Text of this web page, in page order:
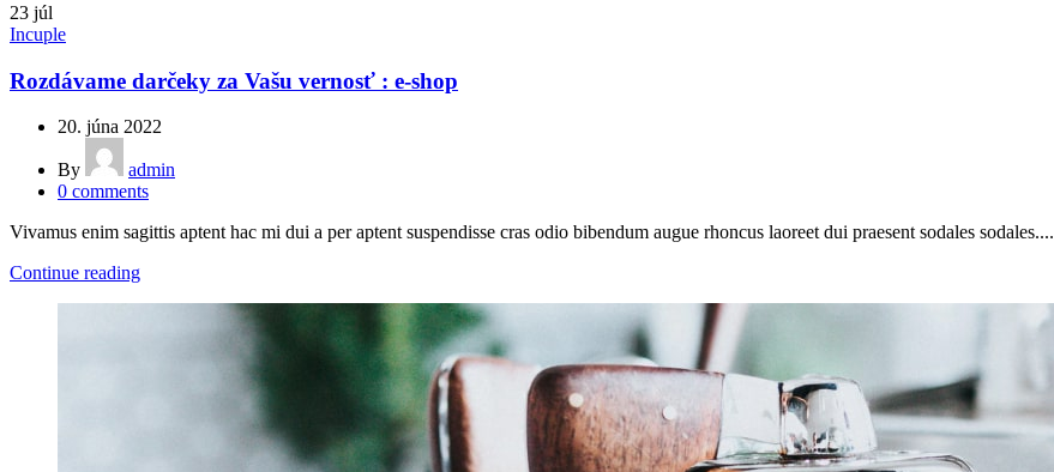
23 júl
Incuple
Rozdávame darčeky za Vašu vernosť : e-shop
20. júna 2022
By
admin
0 comments
Vivamus enim sagittis aptent hac mi dui a per aptent suspendisse cras odio bibendum augue rhoncus laoreet dui praesent sodales sodales....
Continue reading